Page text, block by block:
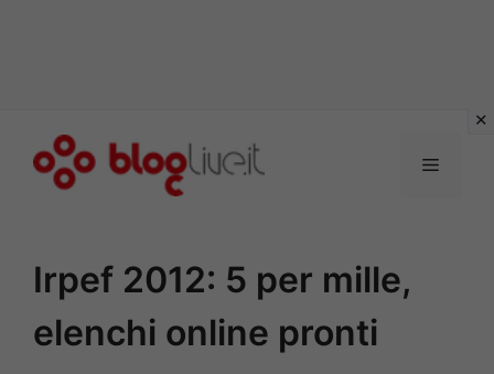
Menu
Irpef 2012: 5 per mille,
elenchi online pronti